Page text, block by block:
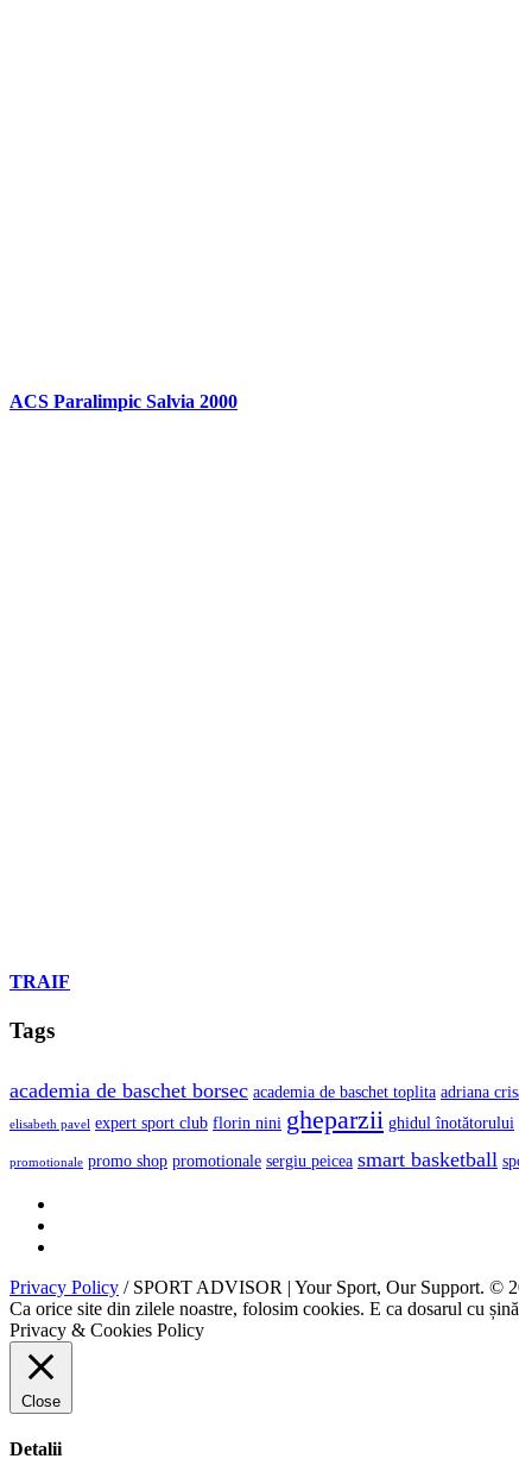
ACS Paralimpic Salvia 2000
TRAIF
Tags
academia de baschet borsec academia de baschet toplita adriana
elisabeth pavel expert sport club florin nini gheparzii ghidul înotătorului
promotionale promo shop promotionale sergiu peicea smart basketball
Privacy Policy / SPORT ADVISOR | Your Sport, Our Support. ©
Ca orice site din zilele noastre, folosim cookies. E ca dosarul cu
Privacy & Cookies Policy
Close
Detalii